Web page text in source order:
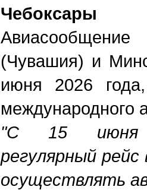
Чебоксары
(Чувашия) и
июня 2026
международного
"С 15 июня
регулярный
осуществлять